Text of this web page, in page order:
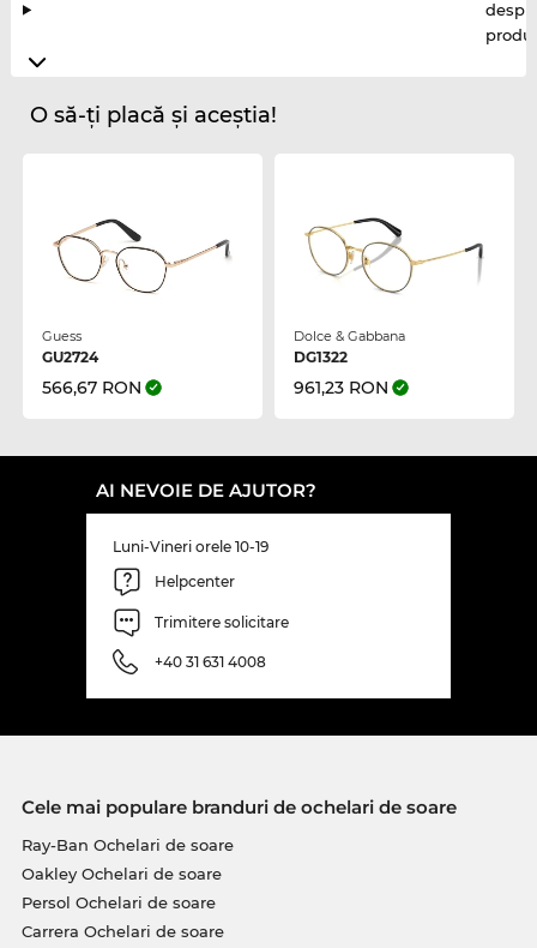
O să-ți placă și aceștia!
Guess
GU2724
566,67 RON
Dolce & Gabbana
DG1322
961,23 RON
AI NEVOIE DE AJUTOR?
Luni-Vineri orele 10-19
Helpcenter
Trimitere solicitare
+40 31 631 4008
Cele mai populare branduri de ochelari de soare
Ray-Ban Ochelari de soare
Oakley Ochelari de soare
Persol Ochelari de soare
Carrera Ochelari de soare